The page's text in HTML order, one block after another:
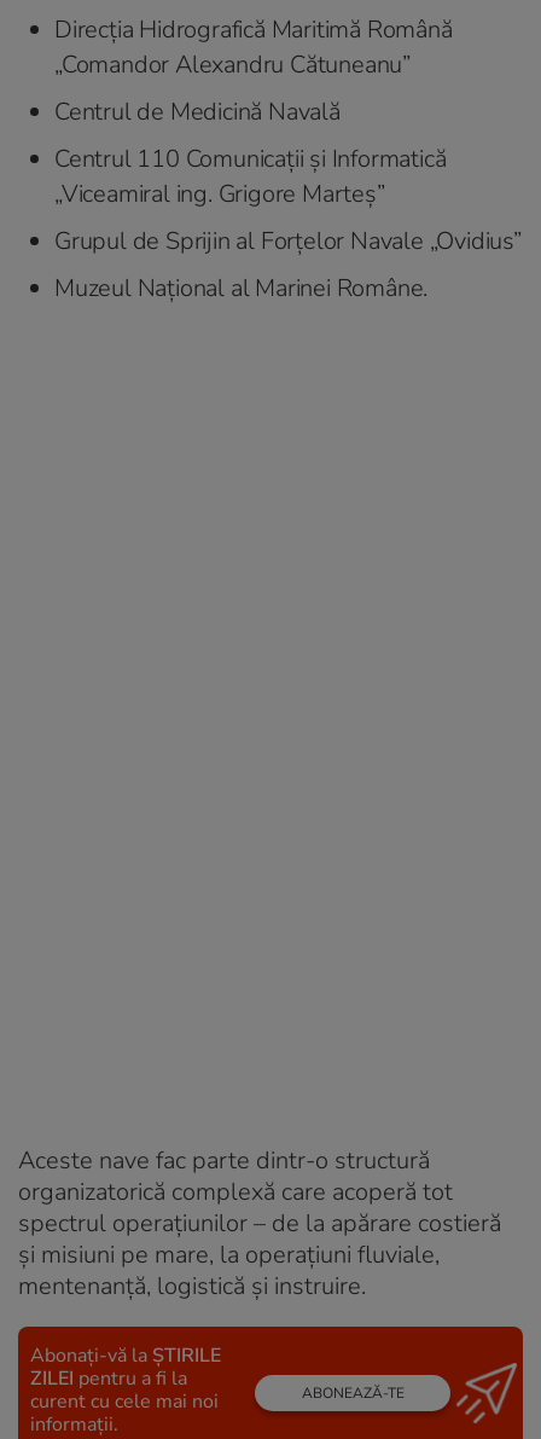
Direcția Hidrografică Maritimă Română
„Comandor Alexandru Cătuneanu”
Centrul de Medicină Navală
Centrul 110 Comunicații și Informatică
„Viceamiral ing. Grigore Marteș”
Grupul de Sprijin al Forțelor Navale „Ovidius”
Muzeul Național al Marinei Române.
Aceste nave fac parte dintr-o structură
organizatorică complexă care acoperă tot
spectrul operațiunilor – de la apărare costieră
și misiuni pe mare, la operațiuni fluviale,
mentenanță, logistică și instruire.
Abonați-vă la ȘTIRILE
ZILEI pentru a fi la
curent cu cele mai noi
informații.
ABONEAZĂ-TE